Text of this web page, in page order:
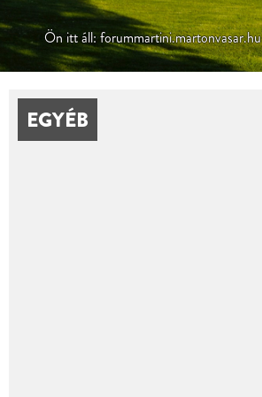
Ön itt áll: forummartini.martonvasar.hu
EGYÉB